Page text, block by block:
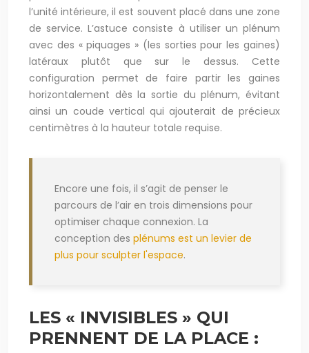
l’unité intérieure, il est souvent placé dans une zone
de service. L’astuce consiste à utiliser un plénum
avec des « piquages » (les sorties pour les gaines)
latéraux plutôt que sur le dessus. Cette
configuration permet de faire partir les gaines
horizontalement dès la sortie du plénum, évitant
ainsi un coude vertical qui ajouterait de précieux
centimètres à la hauteur totale requise.
Encore une fois, il s’agit de penser le
parcours de l’air en trois dimensions pour
optimiser chaque connexion. La
conception des plénums est un levier de
plus pour sculpter l'espace.
LES « INVISIBLES » QUI
PRENNENT DE LA PLACE :